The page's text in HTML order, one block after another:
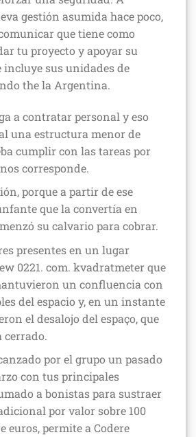
gestión asumida hace poco,
que tiene como
tu proyecto y apoyar su
incluye sus unidades de
the la Argentina.
a contratar personal y eso
una estructura menor de
cumplir con las tareas por
corresponde.
porque a partir de ese
que la convertía en
su calvario para cobrar.
presentes en un lugar
0221. com. kvadratmeter que
un confluencia con
del espacio y, en un instante
el desalojo del espaço, que
cerrado.
por el grupo un pasado
con tus principales
a bonistas para sustraer
por valor sobre 100
euros, permite a Codere